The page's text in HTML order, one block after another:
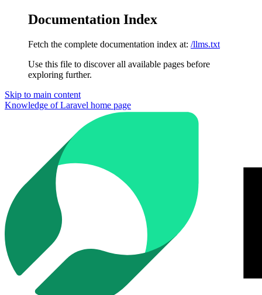
Documentation Index
Fetch the complete documentation index at: /llms.txt
Use this file to discover all available pages before
exploring further.
Skip to main content
Knowledge of Laravel home page